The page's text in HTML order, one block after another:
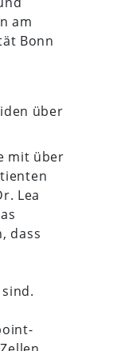
am
Bonn
über
mit über
Lea
dass